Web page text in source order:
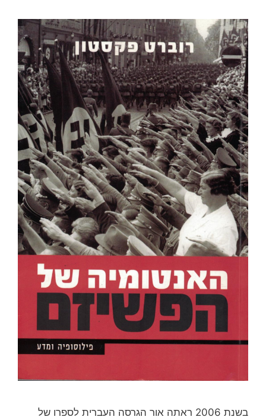
בשנת 2006 ראתה אור הגרסה העברית לספרו של